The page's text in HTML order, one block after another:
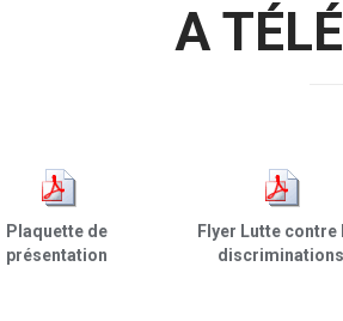
A
Plaquette de
présentation
Flyer Lutte contre